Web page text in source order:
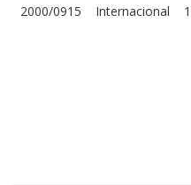
2000/0915 Internacional